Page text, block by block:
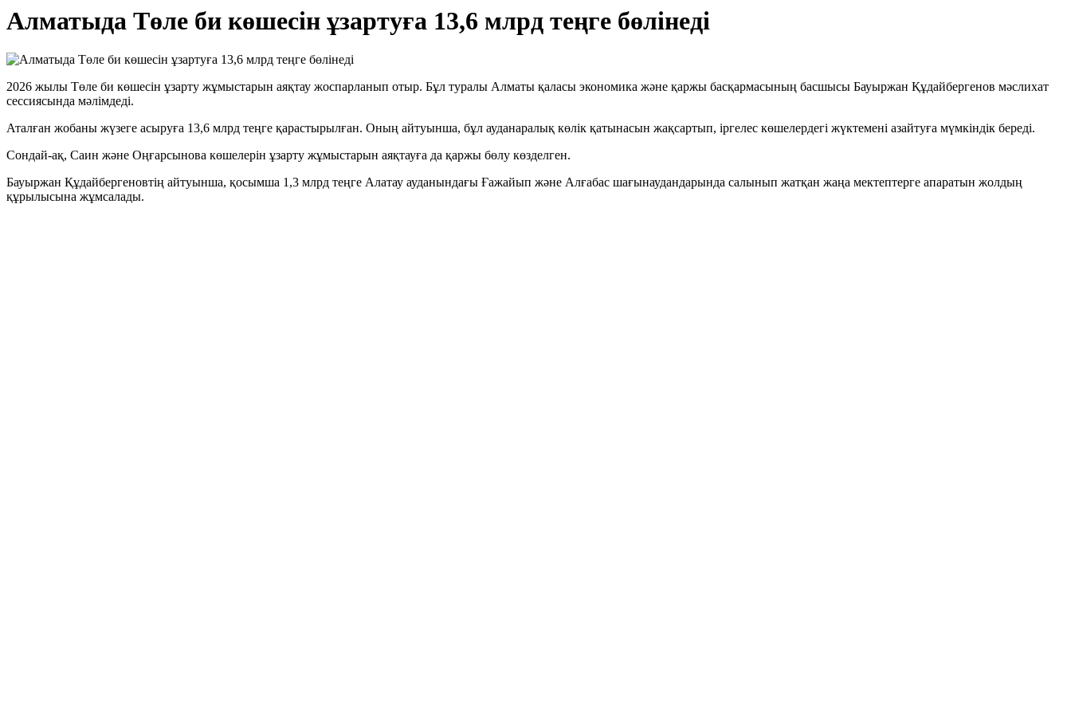
Алматыда Төле би көшесін ұзартуға 13,6 млрд теңге бөлінеді
2026 жылы Төле би көшесін ұзарту жұмыстарын аяқтау жоспарланып отыр. Бұл туралы Алматы қаласы экономика және қаржы басқармасының басшысы Бауыржан Құдайбергенов мәслихат
сессиясында мәлімдеді.
Аталған жобаны жүзеге асыруға 13,6 млрд теңге қарастырылған. Оның айтуынша, бұл ауданаралық көлік қатынасын жақсартып, іргелес көшелердегі жүктемені азайтуға мүмкіндік береді.
Сондай-ақ, Саин және Оңғарсынова көшелерін ұзарту жұмыстарын аяқтауға да қаржы бөлу көзделген.
Бауыржан Құдайбергеновтің айтуынша, қосымша 1,3 млрд теңге Алатау ауданындағы Ғажайып және Алғабас шағынаудандарында салынып жатқан жаңа мектептерге апаратын жолдың
құрылысына жұмсалады.